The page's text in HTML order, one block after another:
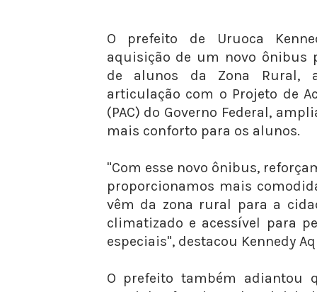
O prefeito de Uruoca
aquisição de um novo ônibus
de alunos da Zona Rural,
articulação com o Projeto de
(PAC) do Governo Federal,
mais conforto para os alunos.
"Com esse novo ônibus,
proporcionamos mais
vêm da zona rural para a
climatizado e acessível para
especiais", destacou Kennedy
O prefeito também adiantou